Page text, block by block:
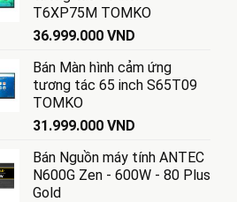
T6XP75M TOMKO
36.999.000 VND
Bán Màn hình cảm ứng
tương tác 65 inch S65T09
TOMKO
31.999.000 VND
Bán Nguồn máy tính ANTEC
N600G Zen - 600W - 80 Plus
Gold